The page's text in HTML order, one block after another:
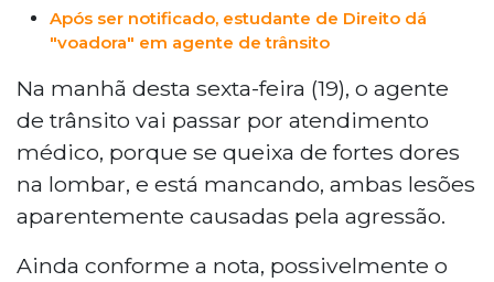
Após ser notificado, estudante de Direito dá
"voadora" em agente de trânsito
Na manhã desta sexta-feira (19), o agente
de trânsito vai passar por atendimento
médico, porque se queixa de fortes dores
na lombar, e está mancando, ambas lesões
aparentemente causadas pela agressão.
Ainda conforme a nota, possivelmente o